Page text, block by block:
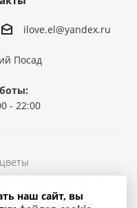
ilove.el@yandex.ru
Посад
- 22:00
наш сайт, вы